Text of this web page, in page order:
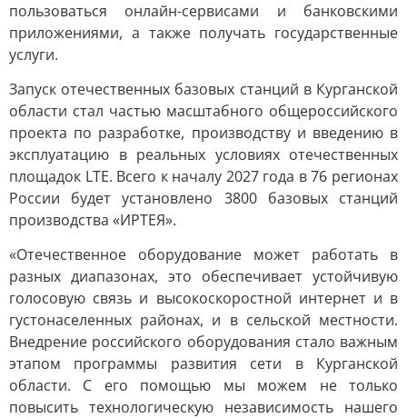
пользоваться онлайн-сервисами и банковскими
приложениями, а также получать государственные
услуги.
Запуск отечественных базовых станций в Курганской
области стал частью масштабного общероссийского
проекта по разработке, производству и введению в
эксплуатацию в реальных условиях отечественных
площадок LTE. Всего к началу 2027 года в 76 регионах
России будет установлено 3800 базовых станций
производства «ИРТЕЯ».
«Отечественное оборудование может работать в
разных диапазонах, это обеспечивает устойчивую
голосовую связь и высокоскоростной интернет и в
густонаселенных районах, и в сельской местности.
Внедрение российского оборудования стало важным
этапом программы развития сети в Курганской
области. С его помощью мы можем не только
повысить технологическую независимость нашего